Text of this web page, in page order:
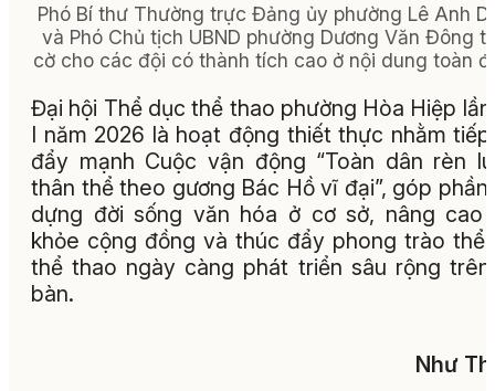
Phó Bí thư Thường trực Đảng ủy phường Lê Anh
và Phó Chủ tịch UBND phường Dương Văn Đông
cờ cho các đội có thành tích cao ở nội dung toàn
Đại hội Thể dục thể thao phường Hòa Hiệp
I năm 2026 là hoạt động thiết thực nhằm
đẩy mạnh Cuộc vận động “Toàn dân rèn
thân thể theo gương Bác Hồ vĩ đại”, góp phần
dựng đời sống văn hóa ở cơ sở, nâng cao
khỏe cộng đồng và thúc đẩy phong trào thể
thể thao ngày càng phát triển sâu rộng
bàn.
Như